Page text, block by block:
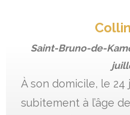
Saint-Bruno-de-
À son domicile, le
subitement à l’âge